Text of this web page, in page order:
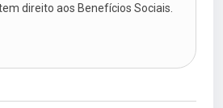
direito aos Benefícios Sociais.